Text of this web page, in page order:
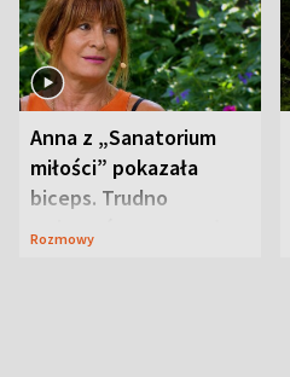
Anna z „Sanatorium
miłości” pokazała
biceps. Trudno
uwierzyć, co przeszła
Rozmowy